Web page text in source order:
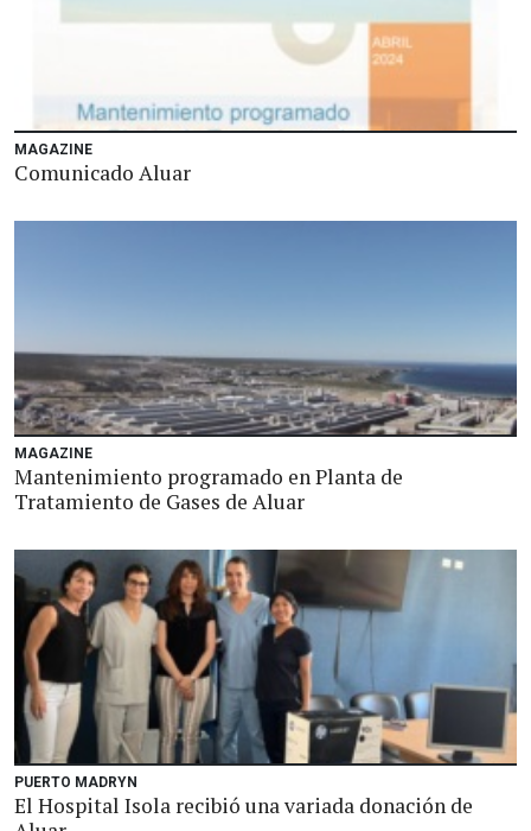
MAGAZINE
Comunicado Aluar
MAGAZINE
Mantenimiento programado en Planta de
Tratamiento de Gases de Aluar
PUERTO MADRYN
El Hospital Isola recibió una variada donación de